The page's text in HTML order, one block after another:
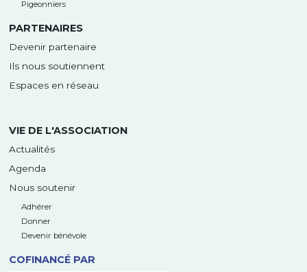
Pigeonniers
PARTENAIRES
Devenir partenaire
Ils nous soutiennent
Espaces en réseau
VIE DE L'ASSOCIATION
Actualités
Agenda
Nous soutenir
Adhérer
Donner
Devenir bénévole
COFINANCÉ PAR